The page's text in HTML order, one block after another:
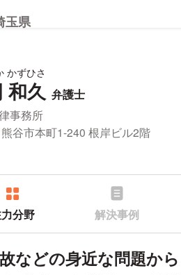
玉県
かずひさ
和久 弁護士
所：
事務所
谷市本町1-240 根岸ビル2階
分野 解決事例
などの身近な問題か